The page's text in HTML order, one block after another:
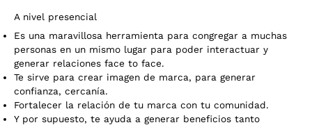
A nivel presencial
Es una maravillosa herramienta para congregar a muchas
personas en un mismo lugar para poder interactuar y
generar relaciones face to face.
Te sirve para crear imagen de marca, para generar
confianza, cercanía.
Fortalecer la relación de tu marca con tu comunidad.
Y por supuesto, te ayuda a generar beneficios tanto